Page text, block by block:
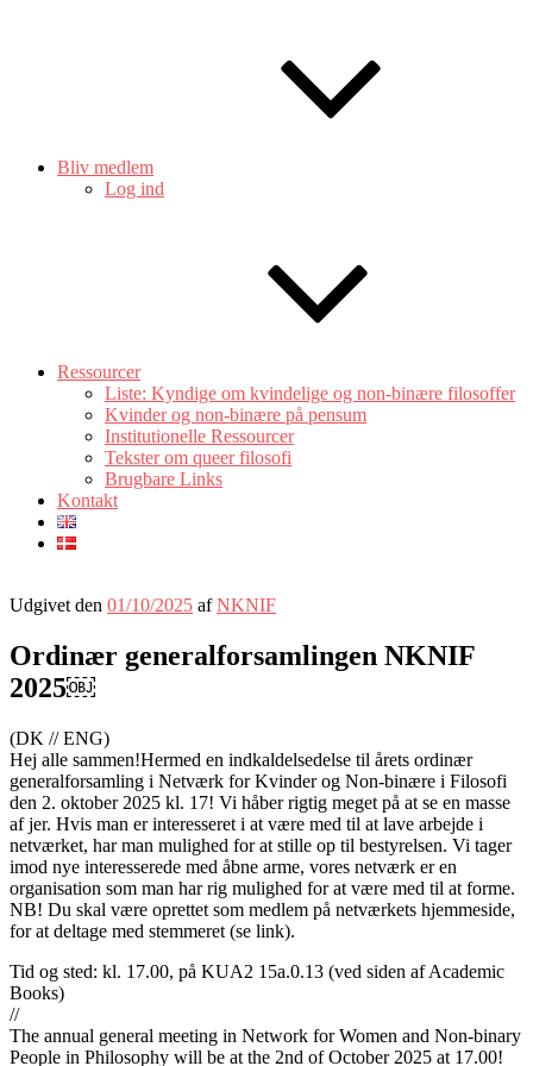
Bliv medlem
Log ind
Ressourcer
Liste: Kyndige om kvindelige og non-binære filosoffer
Kvinder og non-binære på pensum
Institutionelle Ressourcer
Tekster om queer filosofi
Brugbare Links
Kontakt
Udgivet den 01/10/2025 afNKNIF
Ordinær generalforsamlingen NKNIF
2025￼
(DK // ENG)
Hej alle sammen!Hermed en indkaldelsedelse til årets ordinær
generalforsamling i Netværk for Kvinder og Non-binære i Filosofi
den 2. oktober 2025 kl. 17! Vi håber rigtig meget på at se en masse
af jer. Hvis man er interesseret i at være med til at lave arbejde i
netværket, har man mulighed for at stille op til bestyrelsen. Vi tager
imod nye interesserede med åbne arme, vores netværk er en
organisation som man har rig mulighed for at være med til at forme.
NB! Du skal være oprettet som medlem på netværkets hjemmeside,
for at deltage med stemmeret (se link).
Tid og sted: kl. 17.00, på KUA2 15a.0.13 (ved siden af Academic
Books)
//
The annual general meeting in Network for Women and Non-binary
People in Philosophy will be at the 2nd of October 2025 at 17.00!